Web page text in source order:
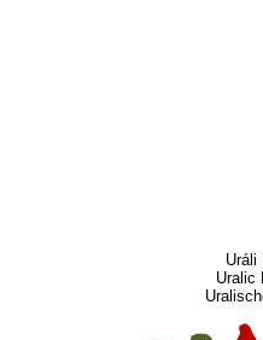
Uráli
Uralic